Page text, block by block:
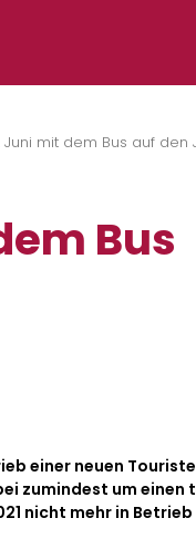
Juni mit dem Bus auf den
Bus
einer neuen
zumindest um einen
nicht mehr in